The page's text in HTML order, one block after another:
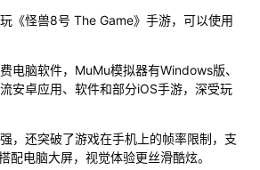
《怪兽8号 The Game》手游，可以使用
电脑软件，MuMu模拟器有Windows版、
安卓应用、软件和部分iOS手游，深受玩
，还突破了游戏在手机上的帧率限制，支
配电脑大屏，视觉体验更丝滑酷炫。